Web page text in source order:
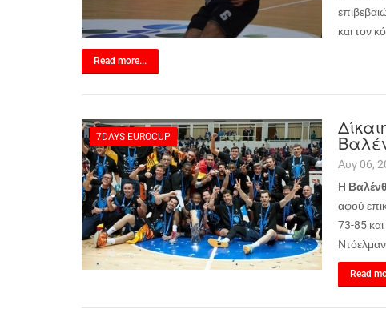
και τον
Read more...
7DAYS EUROCUP
Αυγ 06,
Η
αφού
73-85 και
Read